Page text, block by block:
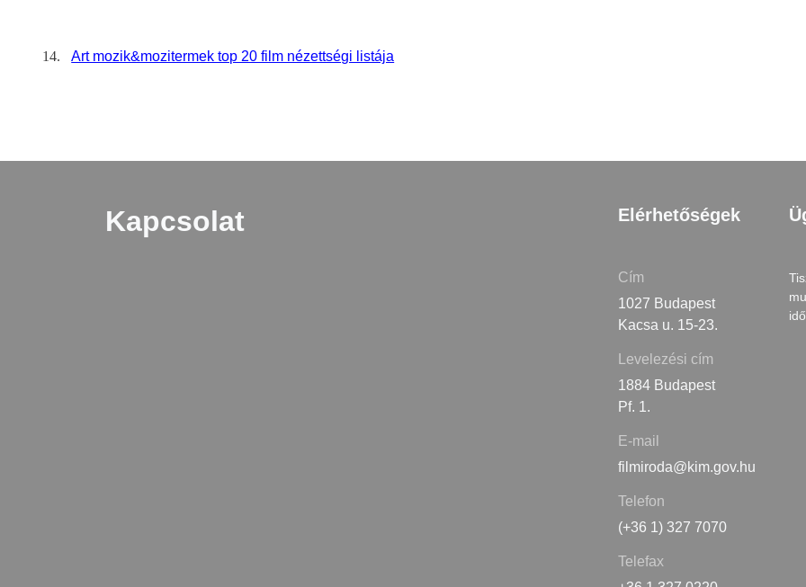
14.Art mozik&mozitermek top 20 film nézettségi listája
Kapcsolat Elérhetőségek
Cím
1027 Budapest
Kacsa u. 15-23.
Levelezési cím
1884 Budapest
Pf. 1.
E-mail
filmiroda@kim.gov.hu
Telefon
(+36 1) 327 7070
Telefax